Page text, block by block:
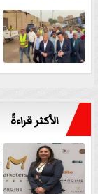
الأكثر قراءةً